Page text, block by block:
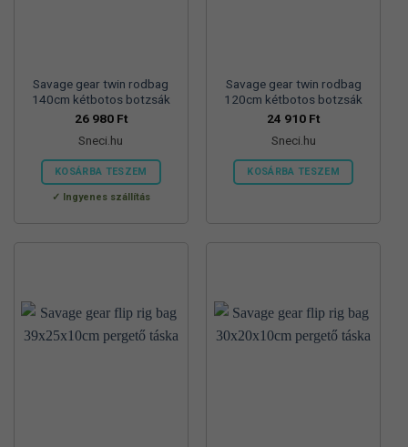
Savage gear twin rodbag
140cm kétbotos botzsák
26 980 Ft
Sneci.hu
KOSÁRBA TESZEM
Ingyenes szállítás
Savage gear twin rodbag
120cm kétbotos botzsák
24 910 Ft
Sneci.hu
KOSÁRBA TESZEM